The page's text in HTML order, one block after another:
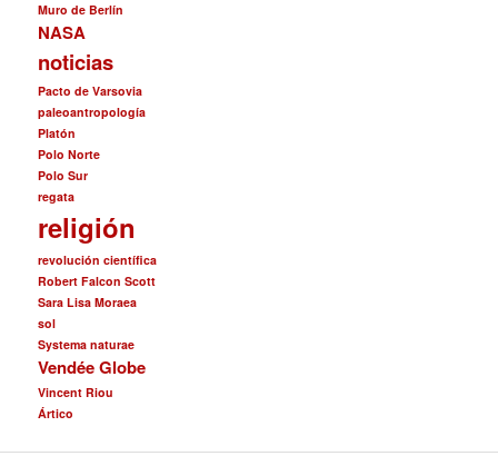
Muro de Berlín
NASA
noticias
Pacto de Varsovia
paleoantropología
Platón
Polo Norte
Polo Sur
regata
religión
revolución científica
Robert Falcon Scott
Sara Lisa Moraea
sol
Systema naturae
Vendée Globe
Vincent Riou
Ártico